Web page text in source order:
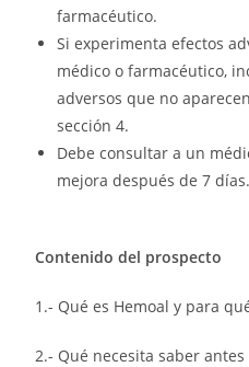
farmacéutico.
Si experimenta efectos
médico o farmacéutico,
adversos que no
sección 4.
Debe consultar a un
mejora después de 7 días.
Contenido del prospecto
1.- Qué es Hemoal y para
2.- Qué necesita saber